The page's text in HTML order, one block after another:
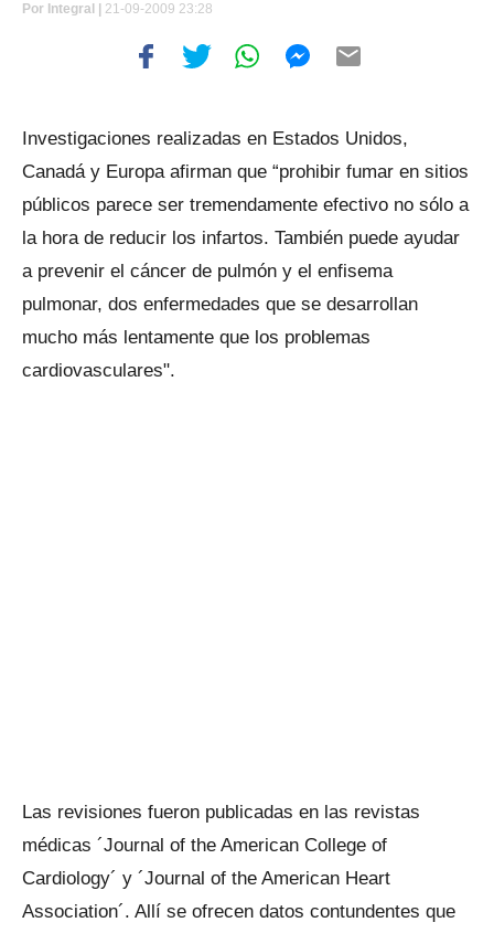
Por Integral | 21-09-2009 23:28
Investigaciones realizadas en Estados Unidos,
Canadá y Europa afirman que “prohibir fumar en sitios
públicos parece ser tremendamente efectivo no sólo a
la hora de reducir los infartos. También puede ayudar
a prevenir el cáncer de pulmón y el enfisema
pulmonar, dos enfermedades que se desarrollan
mucho más lentamente que los problemas
cardiovasculares".
Las revisiones fueron publicadas en las revistas
médicas ´Journal of the American College of
Cardiology´ y ´Journal of the American Heart
Association´. Allí se ofrecen datos contundentes que